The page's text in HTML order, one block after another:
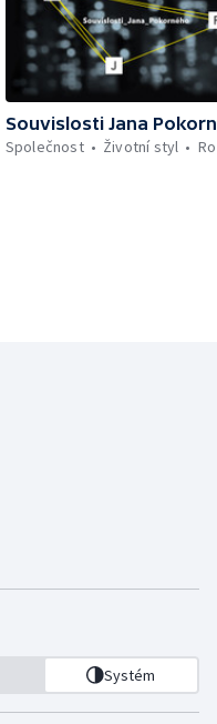
Souvislosti Jana
Společnost
Životní styl
Systém